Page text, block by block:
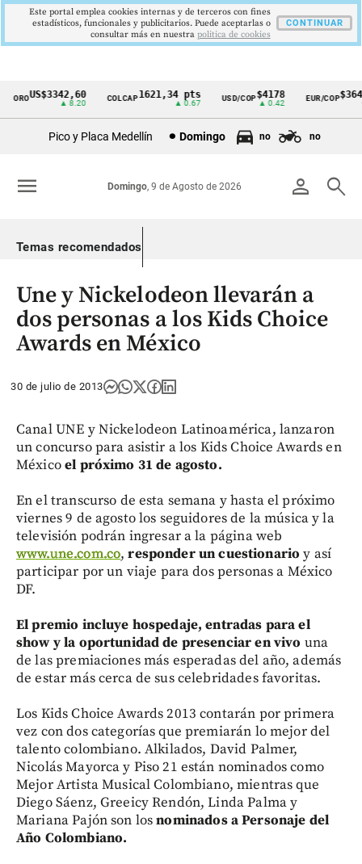
Cintillo
Colombia
OROUS$3342,60
▲ 8.20
COLCAP1621,34 pts
▲ 0.67
USD/COP$4178
▲ 0.42
EUR/COP$3648
Pico y Placa Medellín Domingo no no
person search
Domingo, 9 de Agosto de 2026
menu
Temas recomendados
Une y Nickelodeon llevarán a
dos personas a los Kids Choice
Awards en México
30 de julio de 2013
Canal UNE y Nickelodeon Latinoamérica, lanzaron
un concurso para asistir a los Kids Choice Awards en
Méxicoel próximo 31 de agosto.
En el transcurso de esta semana y hasta el próximo
viernes 9 de agosto los seguidores de la música y la
televisión podrán ingresar a la página web
www.une.com.co,responder un cuestionario y así
participar por un viaje para dos personas a México
DF.
El premio incluye hospedaje, entradas para el
show y la oportunidad de presenciar en vivo una
de las premiaciones más esperadas del año, además
de estar más cerca de sus celebridades favoritas.
Los Kids Choice Awards 2013 contarán por primera
vez con dos categorías que premiarán lo mejor del
talento colombiano. Alkilados, David Palmer,
Nicolás Mayorca y Piso 21 están nominados como
Mejor Artista Musical Colombiano, mientras que
Diego Sáenz, Greeicy Rendón, Linda Palma y
Mariana Pajón son losnominados a Personaje del
Año Colombiano.
Este portal emplea cookies internas y de terceros con fines
estadísticos, funcionales y publicitarios. Puede aceptarlas o
consultar más en nuestra politica de cookies
CONTINUAR